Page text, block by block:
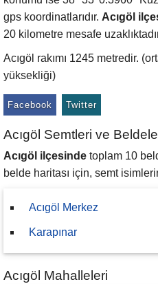
gps koordinatlarıdır. Acıgöl
20 kilometre mesafe
Acıgöl rakımı 1245 metredir.
yüksekliği)
Facebook Twitter
Acıgöl Semtleri ve
Acıgöl ilçesinde toplam 10
belde haritası için, semt
Acıgöl Merkez
Karapınar
Acıgöl Mahalleleri